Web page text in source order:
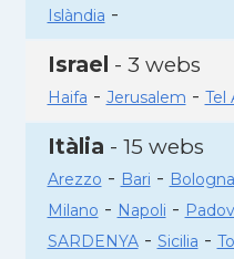
Islàndia -
Israel - 3 webs
Haifa - Jerusalem - Tel
Itàlia - 15 webs
Arezzo - Bari - Bologna
Milano - Napoli -
SARDENYA- Sicilia -